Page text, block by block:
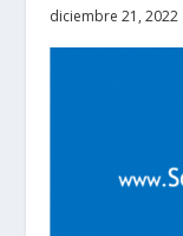
diciembre 21, 2022